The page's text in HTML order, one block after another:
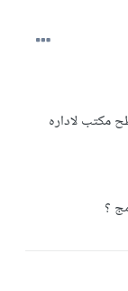
مكتب لاداره
؟